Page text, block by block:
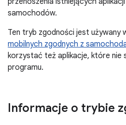
samochodów.
Ten tryb zgodności jest używany
mobilnych zgodnych z
korzystać też aplikacje, które nie
programu.
Informacje o trybie